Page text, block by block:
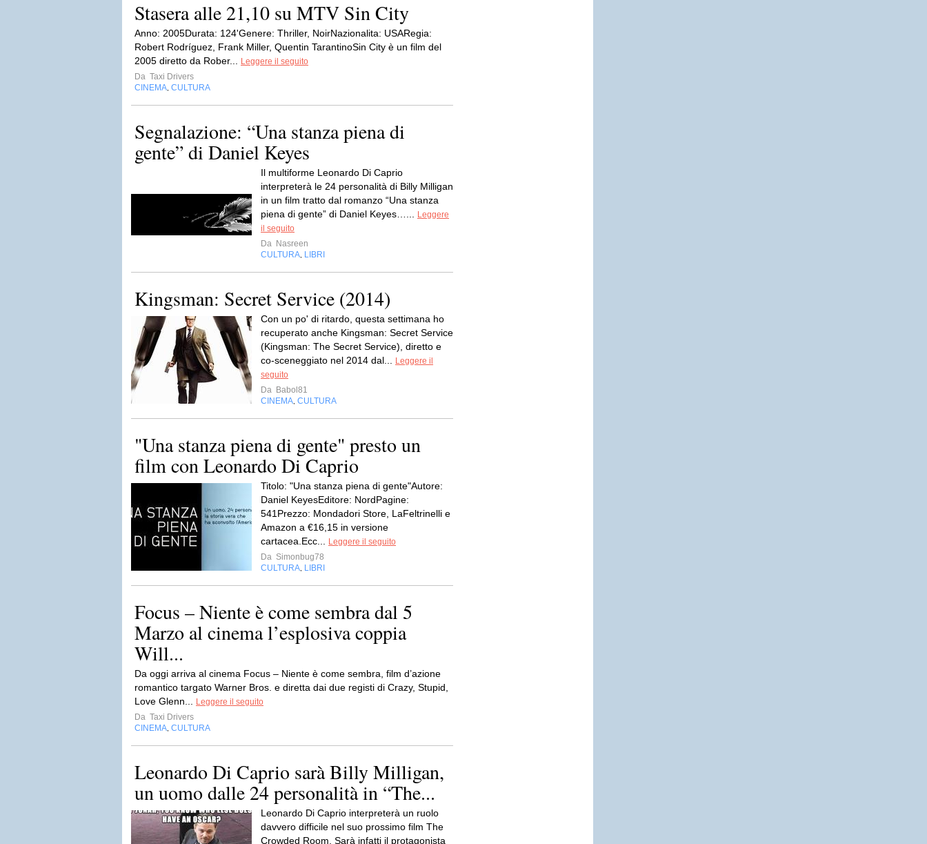
Stasera alle 21,10 su MTV Sin City
Anno: 2005Durata: 124'Genere: Thriller, NoirNazionalita: USARegia:
Robert Rodríguez, Frank Miller, Quentin TarantinoSin City è un film del
2005 diretto da Rober...
Leggere il seguito
Da Taxi Drivers
CINEMA CULTURA
Segnalazione: “Una stanza piena di
gente” di Daniel Keyes
Il multiforme Leonardo Di Caprio
interpreterà le 24 personalità di Billy Milligan
in un film tratto dal romanzo “Una stanza
piena di gente” di Daniel Keyes…...
Leggere
il seguito
Da Nasreen
CULTURA LIBRI
Kingsman: Secret Service (2014)
Con un po' di ritardo, questa settimana ho
recuperato anche Kingsman: Secret Service
(Kingsman: The Secret Service), diretto e
co-sceneggiato nel 2014 dal...
Leggere il
seguito
Da Babol81
CINEMA CULTURA
"Una stanza piena di gente" presto un
film con Leonardo Di Caprio
Titolo: "Una stanza piena di gente"Autore:
Daniel KeyesEditore: NordPagine:
541Prezzo: Mondadori Store, LaFeltrinelli e
Amazon a €16,15 in versione
cartacea.Ecc...
Leggere il seguito
Da Simonbug78
CULTURA LIBRI
Focus – Niente è come sembra dal 5
Marzo al cinema l’esplosiva coppia
Will...
Da oggi arriva al cinema Focus – Niente è come sembra, film d’azione
romantico targato Warner Bros. e diretta dai due registi di Crazy, Stupid,
Love Glenn...
Leggere il seguito
Da Taxi Drivers
CINEMA CULTURA
Leonardo Di Caprio sarà Billy Milligan,
un uomo dalle 24 personalità in “The...
Leonardo Di Caprio interpreterà un ruolo
davvero difficile nel suo prossimo film The
Crowded Room. Sarà infatti il protagonista